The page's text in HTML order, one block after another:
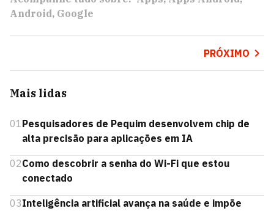
Android Google
PRÓXIMO
Mais lidas
01Pesquisadores de Pequim desenvolvem chip de
alta precisão para aplicações em IA
02Como descobrir a senha do Wi-Fi que estou
conectado
03Inteligência artificial avança na saúde e impõe